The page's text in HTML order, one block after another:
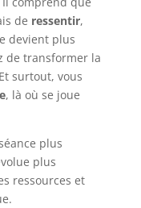
de ressentir,
devient plus
de transformer la
surtout, vous
, là où se joue
plus
plus
ressources et